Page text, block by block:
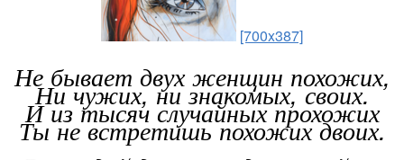
[700x387]
Не бывает двух женщин похожих,
Ни чужих, ни знакомых, своих.
И из тысяч случайных прохожих
Ты не встретишь похожих двоих.